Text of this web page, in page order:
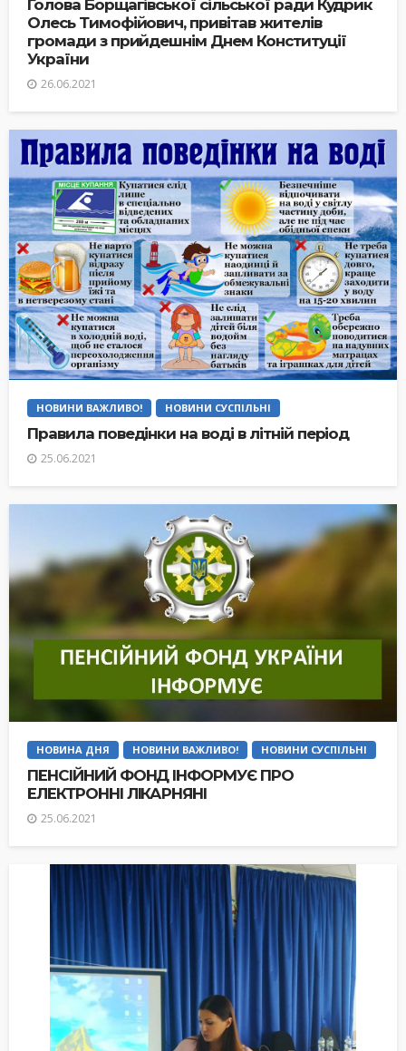
Голова Борщагівської сільської ради Кудрик
Олесь Тимофійович, привітав жителів
громади з прийдешнім Днем Конституції
України
26.06.2021
НОВИНИ ВАЖЛИВО! НОВИНИ СУСПІЛЬНІ
Правила поведінки на воді в літній період
25.06.2021
НОВИНА ДНЯ НОВИНИ ВАЖЛИВО! НОВИНИ СУСПІЛЬНІ
ПЕНСІЙНИЙ ФОНД ІНФОРМУЄ ПРО
ЕЛЕКТРОННІ ЛІКАРНЯНІ
25.06.2021